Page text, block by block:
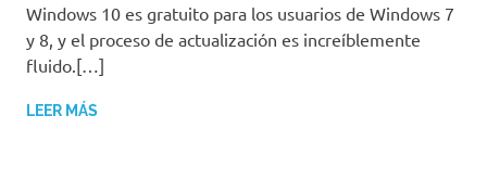
Windows 10 es gratuito para los usuarios de Windows 7
y 8, y el proceso de actualización es increíblemente
fluido.[…]
LEER MÁS